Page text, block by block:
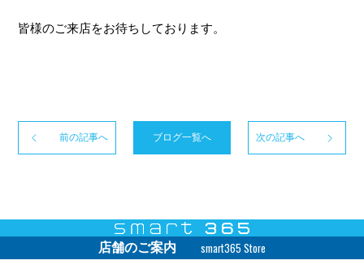
皆様のご来店をお待ちしております。
前の記事へ ブログ一覧へ 次の記事へ
店舗のご案内 smart365 Store